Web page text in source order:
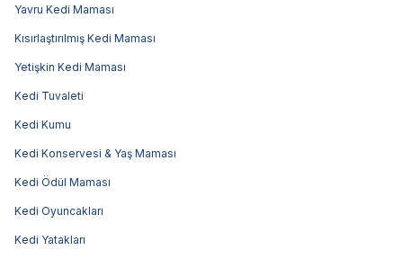
Yavru Kedi Maması
Kısırlaştırılmış Kedi Maması
Yetişkin Kedi Maması
Kedi Tuvaleti
Kedi Kumu
Kedi Konservesi & Yaş Maması
Kedi Ödül Maması
Kedi Oyuncakları
Kedi Yatakları